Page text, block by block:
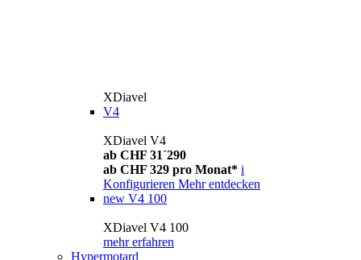
XDiavel
V4
XDiavel V4
ab CHF 31´290
ab CHF 329 pro Monat* i
Konfigurieren Mehr entdecken
new V4 100
XDiavel V4 100
mehr erfahren
Hypermotard